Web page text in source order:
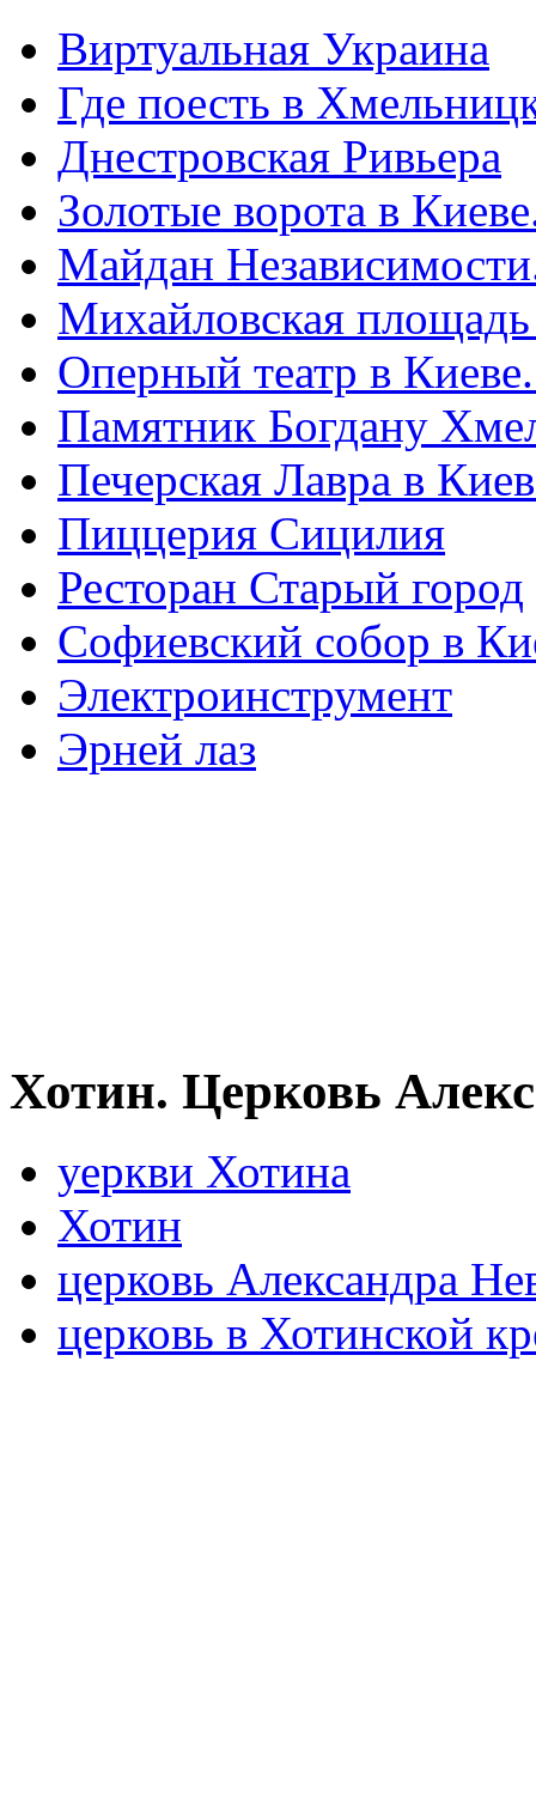
Виртуальная Украина
Где поесть в
Днестровская Ривьера
Золотые ворота в
Майдан
Михайловская
Оперный театр в
Памятник Богдану
Печерская Лавра в
Пиццерия Сицилия
Ресторан Старый город
Софиевский собор в
Электроинструмент
Эрней лаз
Хотин. Церковь
уеркви Хотина
Хотин
церковь Александра
церковь в Хотинской